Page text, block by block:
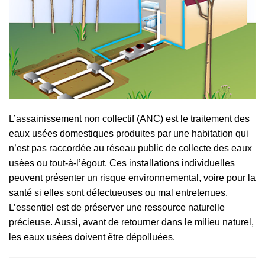
L’assainissement non collectif (ANC) est le traitement des
eaux usées domestiques produites par une habitation qui
n’est pas raccordée au réseau public de collecte des eaux
usées ou tout-à-l’égout. Ces installations individuelles
peuvent présenter un risque environnemental, voire pour la
santé si elles sont défectueuses ou mal entretenues.
L’essentiel est de préserver une ressource naturelle
précieuse. Aussi, avant de retourner dans le milieu naturel,
les eaux usées doivent être dépolluées.